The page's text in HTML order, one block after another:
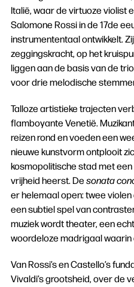
Italië, waar de virtuoze violist
Salomone Rossi in de 17de
instrumententaal ontwikkelt.
zeggingskracht, op het
liggen aan de basis van de
voor drie melodische
Talloze artistieke trajecten
flamboyante Venetië.
reizen rond en voeden een
nieuwe kunstvorm ontplooit
kosmopolitische stad met
vrijheid heerst. Desonata
er helemaal open: twee
een subtiel spel van
muziek wordt theater, een
woordeloze madrigaal waarin
Van Rossi’s en Castello’s
Vivaldi’s grootsheid, over de